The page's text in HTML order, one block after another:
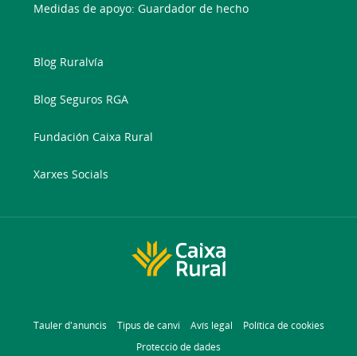
Medidas de apoyo: Guardador de hecho
Blog Ruralvía
Blog Seguros RGA
Fundación Caixa Rural
Xarxes Socials
Tauler d'anuncis Tipus de canvi Avís legal
Política de cookies
Protecció de dades